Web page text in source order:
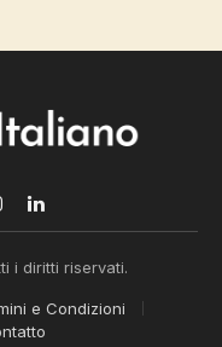
LinkedIn
i diritti riservati.
e Condizioni